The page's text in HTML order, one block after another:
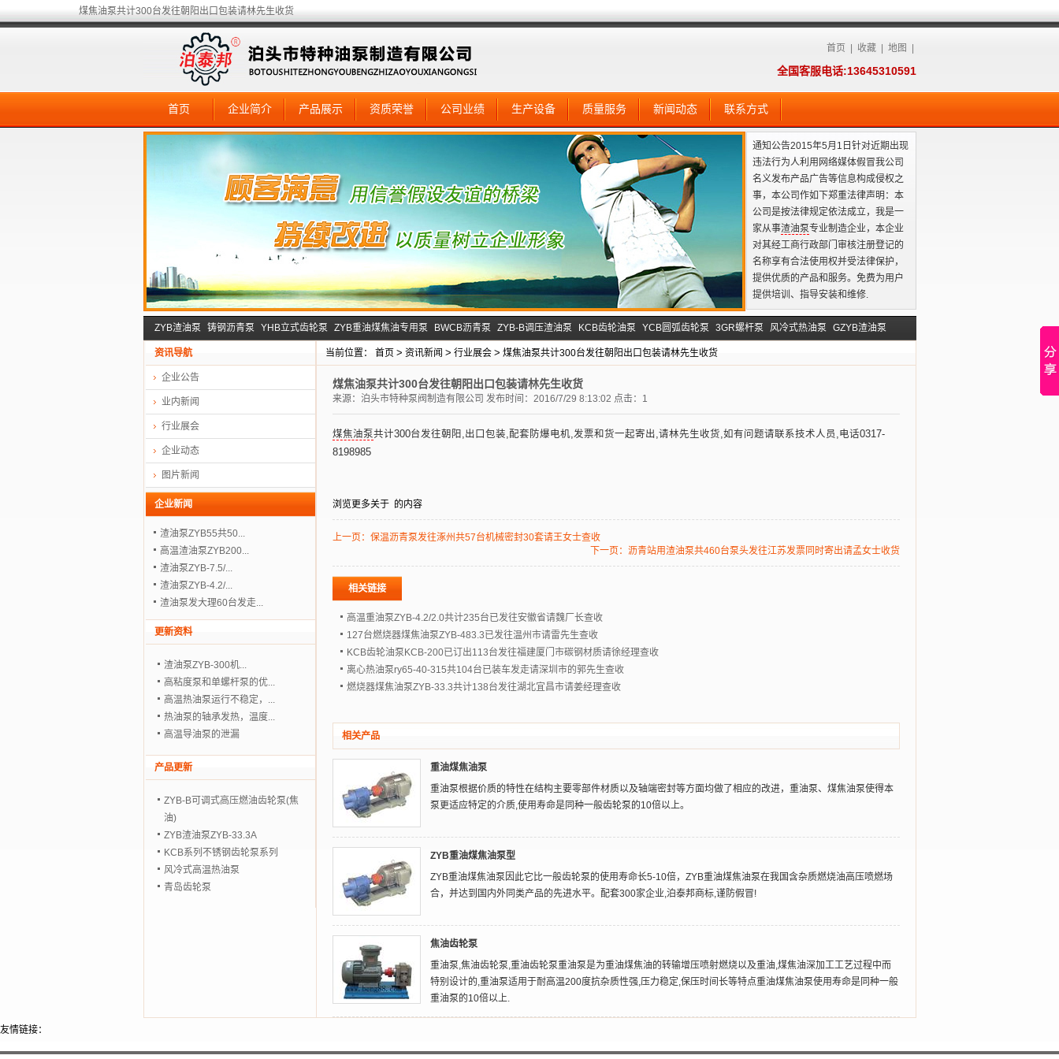
煤焦油泵共计300台发往朝阳出口包装请林先生收货
首页 收藏 地图
全国客服电话:13645310591
首页 企业简介 产品展示 资质荣誉 公司业绩 生产设备 质量服务 新闻动态 联系方式
通知公告2015年5月1日针对近期出现
违法行为人利用网络媒体假冒我公司
名义发布产品广告等信息构成侵权之
事，本公司作如下郑重法律声明：本
公司是按法律规定依法成立，我是一
家从事渣油泵专业制造企业，本企业
对其经工商行政部门审核注册登记的
名称享有合法使用权并受法律保护，
提供优质的产品和服务。免费为用户
提供培训、指导安装和维修.
ZYB渣油泵 铸钢沥青泵 YHB立式齿轮泵 ZYB重油煤焦油专用泵 BWCB沥青泵 ZYB-B调压渣油泵 KCB齿轮油泵 YCB圆弧齿轮泵 3GR螺杆泵 风冷式热油泵 GZYB渣油泵
当前位置： 首页 > 资讯新闻 > 行业展会 > 煤焦油泵共计300台发往朝阳出口包装请林先生收货
煤焦油泵共计300台发往朝阳出口包装请林先生收货
来源： 泊头市特种泵阀制造有限公司 发布时间：2016/7/29 8:13:02 点击：1
煤焦油泵共计300台发往朝阳,出口包装,配套防爆电机,发票和货一起寄出,请林先生收货,如有问题请联系技术人员,电话0317-
8198985
浏览更多关于 的内容
上一页： 保温沥青泵发往涿州共57台机械密封30套请王女士查收
下一页： 沥青站用渣油泵共460台泵头发往江苏发票同时寄出请孟女士收货
相关链接
高温重油泵ZYB-4.2/2.0共计235台已发往安徽省请魏厂长查收
127台燃烧器煤焦油泵ZYB-483.3已发往温州市请雷先生查收
KCB齿轮油泵KCB-200已订出113台发往福建厦门市碳钢材质请徐经理查收
离心热油泵ry65-40-315共104台已装车发走请深圳市的郭先生查收
燃烧器煤焦油泵ZYB-33.3共计138台发往湖北宜昌市请姜经理查收
相关产品
重油煤焦油泵
重油泵根据价质的特性在结构主要零部件材质以及轴端密封等方面均做了相应的改进，重油泵、煤焦油泵使得本
泵更适应特定的介质,使用寿命是同种一般齿轮泵的10倍以上。
ZYB重油煤焦油泵型
ZYB重油煤焦油泵因此它比一般齿轮泵的使用寿命长5-10倍，ZYB重油煤焦油泵在我国含杂质燃烧油高压喷燃场
合，并达到国内外同类产品的先进水平。配套300家企业,泊泰邦商标,谨防假冒!
焦油齿轮泵
重油泵,焦油齿轮泵,重油齿轮泵重油泵是为重油煤焦油的转输增压喷射燃烧以及重油,煤焦油深加工工艺过程中而
特别设计的,重油泵适用于耐高温200度抗杂质性强,压力稳定,保压时间长等特点重油煤焦油泵使用寿命是同种一般
重油泵的10倍以上.
资讯导航
企业公告
业内新闻
行业展会
企业动态
图片新闻
企业新闻
渣油泵ZYB55共50...
高温渣油泵ZYB200...
渣油泵ZYB-7.5/...
渣油泵ZYB-4.2/...
渣油泵发大理60台发走...
更新资料
渣油泵ZYB-300机...
高粘度泵和单螺杆泵的优...
高温热油泵运行不稳定，...
热油泵的轴承发热，温度...
高温导油泵的泄漏
产品更新
ZYB-B可调式高压燃油齿轮泵(焦
油)
ZYB渣油泵ZYB-33.3A
KCB系列不锈钢齿轮泵系列
风冷式高温热油泵
青岛齿轮泵
友情链接：